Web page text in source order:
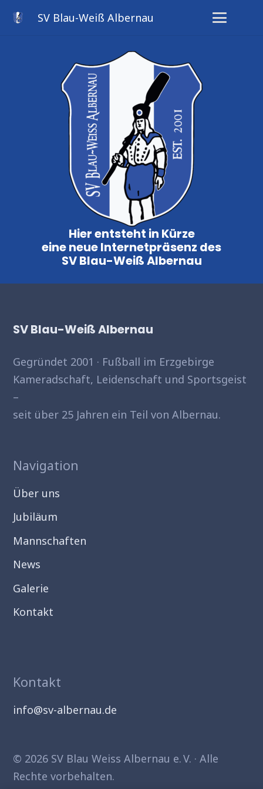
SV Blau-Weiß Albernau
Hier entsteht in Kürze
eine neue Internetpräsenz des
SV Blau-Weiß Albernau
SV Blau-Weiß Albernau
Gegründet 2001 · Fußball im Erzgebirge
Kameradschaft, Leidenschaft und Sportsgeist
–
seit über 25 Jahren ein Teil von Albernau.
Navigation
Über uns
Jubiläum
Mannschaften
News
Galerie
Kontakt
Kontakt
info@sv-albernau.de
© 2026 SV Blau Weiss Albernau e. V. · Alle
Rechte vorbehalten.